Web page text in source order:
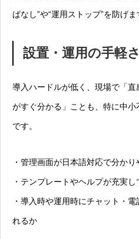
ぱなし”や“運用ストップ”を防げま
設置・運用の手軽
導入ハードルが低く、現場で「
がすぐ分かる」ことも、特に中
です。
・管理画面が日本語対応で分かり
・テンプレートやヘルプが充実し
・導入時や運用時にチャット・
れるか